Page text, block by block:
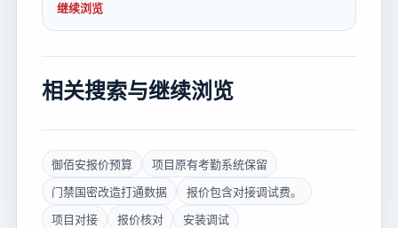
继续浏览
相关搜索与继续浏览
御佰安报价预算
项目原有考勤系统保留
门禁国密改造打通数据
报价包含对接调试费。
项目对接
报价核对 安装调试